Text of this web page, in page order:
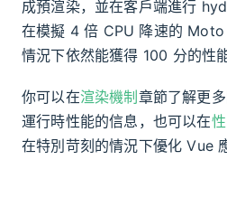
成預渲染，並在客戶端進行
在模擬 4 倍 CPU 降速的
情況下依然能獲得 100 分的性能
你可以在渲染機制 章節了解更
運行時性能的信息，也可以在
在特別苛刻的情況下優化 Vue